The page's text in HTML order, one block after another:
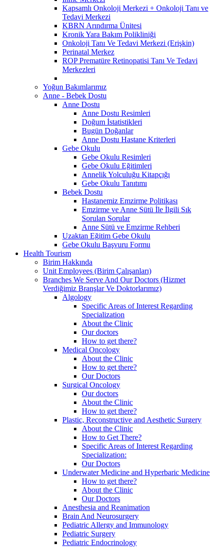
Kapsamlı Onkoloji Merkezi + Onkoloji Tanı ve
Tedavi Merkezi
KBRN Arındırma Ünitesi
Kronik Yara Bakım Polikliniği
Onkoloji Tanı Ve Tedavi Merkezi (Erişkin)
Perinatal Merkez
ROP Prematüre Retinopatisi Tanı Ve Tedavi
Merkezleri
Yoğun Bakımlarımız
Anne - Bebek Dostu
Anne Dostu
Anne Dostu Resimleri
Doğum İstatistikleri
Bugün Doğanlar
Anne Dostu Hastane Kriterleri
Gebe Okulu
Gebe Okulu Resimleri
Gebe Okulu Eğitimleri
Annelik Yolculuğu Kitapçığı
Gebe Okulu Tanıtımı
Bebek Dostu
Hastanemiz Emzirme Politikası
Emzirme ve Anne Sütü İle İlgili Sık
Sorulan Sorular
Anne Sütü ve Emzirme Rehberi
Uzaktan Eğitim Gebe Okulu
Gebe Okulu Başvuru Formu
Health Tourism
Birim Hakkında
Unit Employees (Birim Çalışanları)
Branches We Serve And Our Doctors (Hizmet
Verdiğimiz Branşlar Ve Doktorlarımız)
Algology
Specific Areas of Interest Regarding
Specialization
About the Clinic
Our doctors
How to get there?
Medical Oncology
About the Clinic
How to get there?
Our Doctors
Surgical Oncology
Our doctors
About the Clinic
How to get there?
Plastic, Reconstructive and Aesthetic Surgery
About the Clinic
How to Get There?
Specific Areas of Interest Regarding
Specialization:
Our Doctors
Underwater Medicine and Hyperbaric Medicine
How to get there?
About the Clinic
Our Doctors
Anesthesia and Reanimation
Brain And Neurosurgery
Pediatric Allergy and Immunology
Pediatric Surgery
Pediatric Endocrinology